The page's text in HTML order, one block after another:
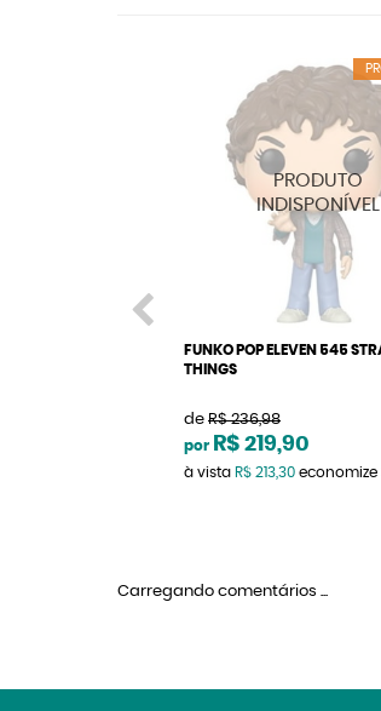
FUNKO POP ELEVEN 545
THINGS
de R$ 236,98
por R$ 219,90
à vista R$ 213,30 economize
Carregando comentários ...